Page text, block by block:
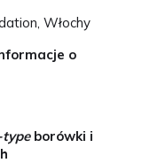
Włochy
o
borówki i